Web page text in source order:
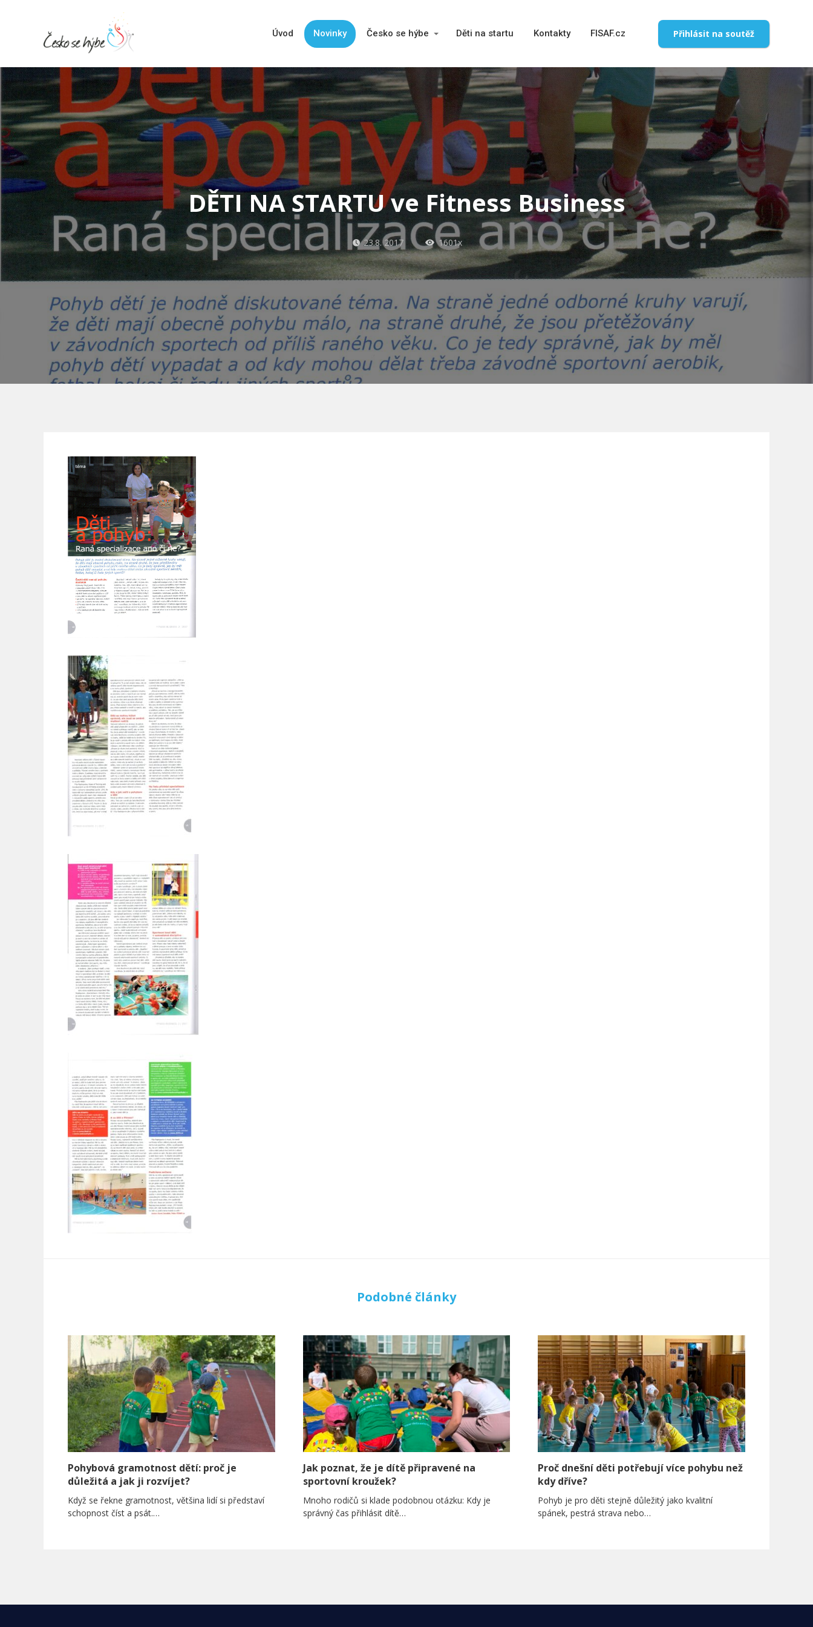
Úvod Novinky Česko se hýbe Děti na startu Kontakty FISAF.cz Přihlásit na soutěž
DĚTI NA STARTU ve Fitness Business
23.8. 2017 1601x
Podobné články
Pohybová gramotnost dětí: proč je
důležitá a jak ji rozvíjet?
Když se řekne gramotnost, většina lidí si představí
schopnost číst a psát.…
Jak poznat, že je dítě připravené na
sportovní kroužek?
Mnoho rodičů si klade podobnou otázku: Kdy je
správný čas přihlásit dítě…
Proč dnešní děti potřebují více pohybu než
kdy dříve?
Pohyb je pro děti stejně důležitý jako kvalitní
spánek, pestrá strava nebo…